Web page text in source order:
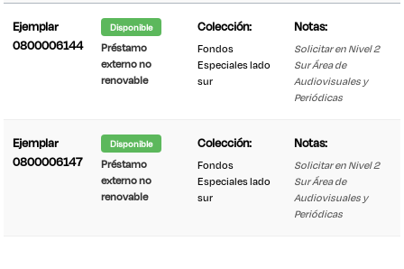
Ejemplar
0800006144
Disponible
Préstamo
externo no
renovable
Colección:
Fondos
Especiales lado
sur
Notas:
Solicitar en Nivel 2
Sur Área de
Audiovisuales y
Periódicas
Ejemplar
0800006147
Disponible
Préstamo
externo no
renovable
Colección:
Fondos
Especiales lado
sur
Notas:
Solicitar en Nivel 2
Sur Área de
Audiovisuales y
Periódicas